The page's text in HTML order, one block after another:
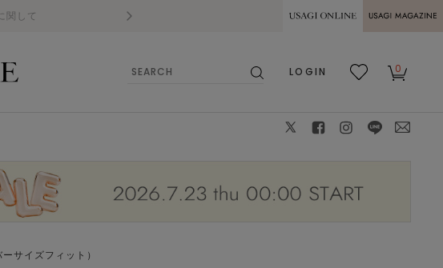
関して 熊本県熊本地方を震源とする地震の影響に
MAGAZINE
LOGIN
0
サイズフィット）